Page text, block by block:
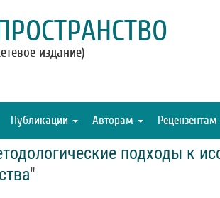
издание)
Публикации Авторам Рецензентам
подходы к
"